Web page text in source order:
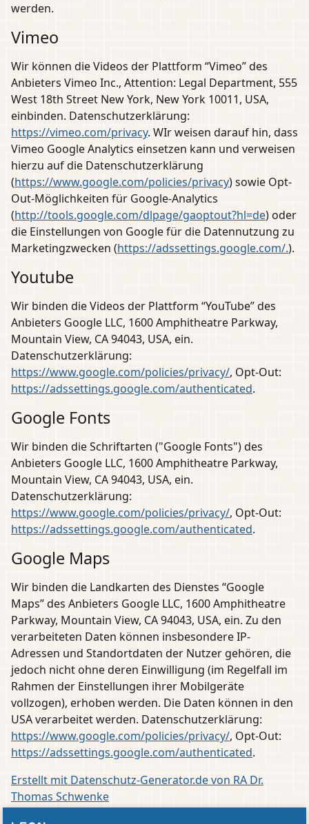
werden.
Vimeo
Wir können die Videos der Plattform “Vimeo” des
Anbieters Vimeo Inc., Attention: Legal Department, 555
West 18th Street New York, New York 10011, USA,
einbinden. Datenschutzerklärung:
https://vimeo.com/privacy. WIr weisen darauf hin, dass
Vimeo Google Analytics einsetzen kann und verweisen
hierzu auf die Datenschutzerklärung
(https://www.google.com/policies/privacy) sowie Opt-
Out-Möglichkeiten für Google-Analytics
(http://tools.google.com/dlpage/gaoptout?hl=de) oder
die Einstellungen von Google für die Datennutzung zu
Marketingzwecken (https://adssettings.google.com/.).
Youtube
Wir binden die Videos der Plattform “YouTube” des
Anbieters Google LLC, 1600 Amphitheatre Parkway,
Mountain View, CA 94043, USA, ein.
Datenschutzerklärung:
https://www.google.com/policies/privacy/, Opt-Out:
https://adssettings.google.com/authenticated.
Google Fonts
Wir binden die Schriftarten ("Google Fonts") des
Anbieters Google LLC, 1600 Amphitheatre Parkway,
Mountain View, CA 94043, USA, ein.
Datenschutzerklärung:
https://www.google.com/policies/privacy/, Opt-Out:
https://adssettings.google.com/authenticated.
Google Maps
Wir binden die Landkarten des Dienstes “Google
Maps” des Anbieters Google LLC, 1600 Amphitheatre
Parkway, Mountain View, CA 94043, USA, ein. Zu den
verarbeiteten Daten können insbesondere IP-
Adressen und Standortdaten der Nutzer gehören, die
jedoch nicht ohne deren Einwilligung (im Regelfall im
Rahmen der Einstellungen ihrer Mobilgeräte
vollzogen), erhoben werden. Die Daten können in den
USA verarbeitet werden. Datenschutzerklärung:
https://www.google.com/policies/privacy/, Opt-Out:
https://adssettings.google.com/authenticated.
Erstellt mit Datenschutz-Generator.de von RA Dr.
Thomas Schwenke